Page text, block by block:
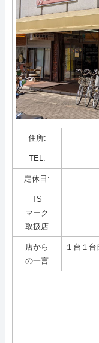
組織概要
組合員ページ
ホーム
サイトマップ
住所:
TEL:
定休日:
TS
マーク
取扱店
店から
の一言
１台１